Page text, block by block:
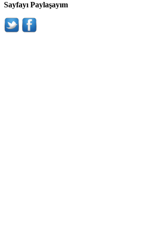
Sayfayı Paylaşayım